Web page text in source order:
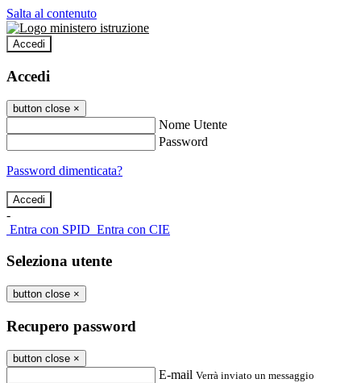
Salta al contenuto
Accedi
Accedi
button close ×
Nome Utente
Password
Password dimenticata?
-
Entra con SPID Entra con CIE
Seleziona utente
button close ×
Recupero password
button close ×
E-mail Verrà inviato un messaggio